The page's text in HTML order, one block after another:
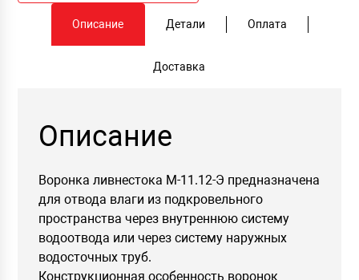
переходом
М-11.12-
Ø=110
Описание Детали Оплата
Доставка
Описание
Воронка ливнестока М-11.12-Э предназначена
для отвода влаги из подкровельного
пространства через внутреннюю систему
водоотвода или через систему наружных
водосточных труб.
Конструкционная особенность воронок